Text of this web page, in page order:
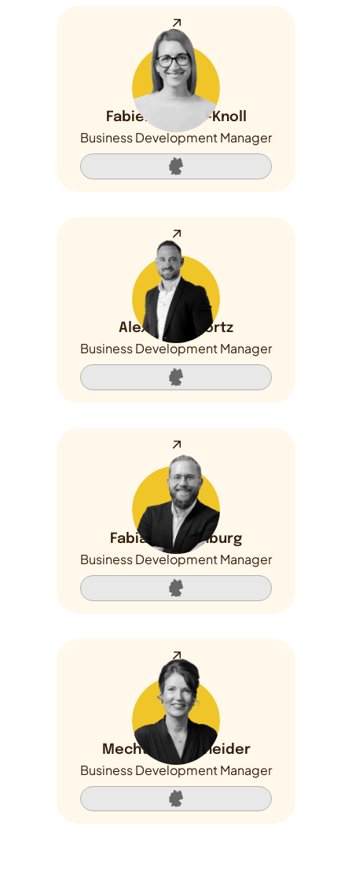
Fabienne Wild-Knoll
Business Development Manager
Alexander Görtz
Business Development Manager
Fabian Mögenburg
Business Development Manager
Mechthild Schneider
Business Development Manager